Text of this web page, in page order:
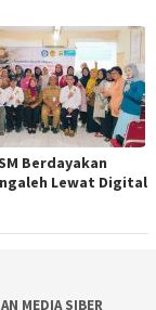
Berdayakan
Lewat Digital
MEDIA SIBER